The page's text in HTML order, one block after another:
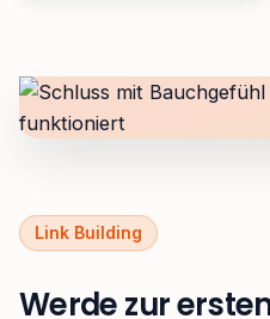
Link Building
Werde zur